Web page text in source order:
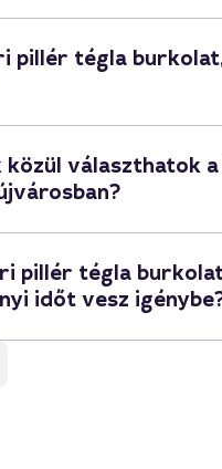
pillér tégla
közül választhatok
pillér tégla
időt vesz